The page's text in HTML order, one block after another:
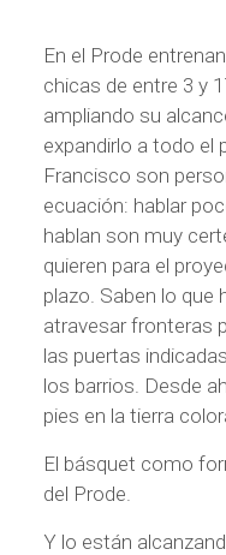
En el Prode
chicas de entre 3 y
ampliando su
expandirlo a todo el
Francisco son
ecuación: hablar
hablan son muy
quieren para el
plazo. Saben lo que
atravesar fronteras
las puertas
los barrios. Desde
pies en la tierra
El básquet como
del Prode.
Y lo están